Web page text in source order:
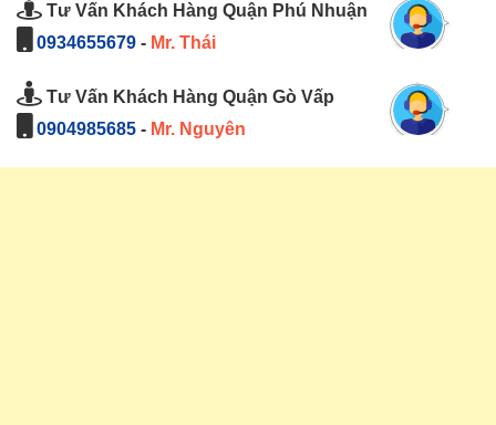
Tư Vấn Khách Hàng Quận Phú Nhuận
0934655679 - Mr. Thái
Tư Vấn Khách Hàng Quận Gò Vấp
0904985685 - Mr. Nguyên